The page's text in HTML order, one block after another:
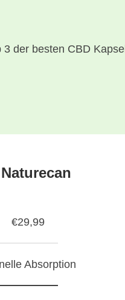
3 der besten CBD
€29,99
Absorption